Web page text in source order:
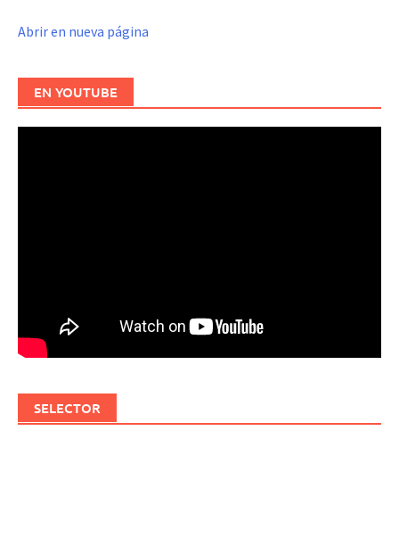
Abrir en nueva página
EN YOUTUBE
SELECTOR